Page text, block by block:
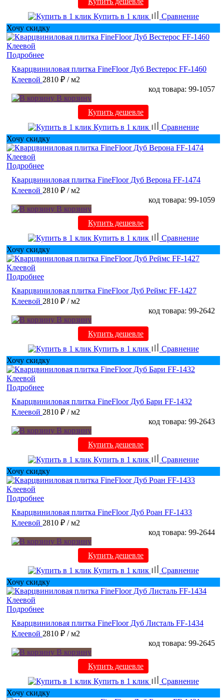
Купить в 1 клик
Сравнение
Хочу скидку
Подробнее
Кварцвиниловая плитка FineFloor Дуб Вестерос FF-1460
Клеевой 2810 ₽ / м2
код товара: 99-1057
В корзину
Купить дешевле
Купить в 1 клик
Сравнение
Хочу скидку
Подробнее
Кварцвиниловая плитка FineFloor Дуб Верона FF-1474
Клеевой 2810 ₽ / м2
код товара: 99-1059
В корзину
Купить дешевле
Купить в 1 клик
Сравнение
Хочу скидку
Подробнее
Кварцвиниловая плитка FineFloor Дуб Реймс FF-1427
Клеевой 2810 ₽ / м2
код товара: 99-2642
В корзину
Купить дешевле
Купить в 1 клик
Сравнение
Хочу скидку
Подробнее
Кварцвиниловая плитка FineFloor Дуб Бари FF-1432
Клеевой 2810 ₽ / м2
код товара: 99-2643
В корзину
Купить дешевле
Купить в 1 клик
Сравнение
Хочу скидку
Подробнее
Кварцвиниловая плитка FineFloor Дуб Роан FF-1433
Клеевой 2810 ₽ / м2
код товара: 99-2644
В корзину
Купить дешевле
Купить в 1 клик
Сравнение
Хочу скидку
Подробнее
Кварцвиниловая плитка FineFloor Дуб Листаль FF-1434
Клеевой 2810 ₽ / м2
код товара: 99-2645
В корзину
Купить дешевле
Купить в 1 клик
Сравнение
Хочу скидку